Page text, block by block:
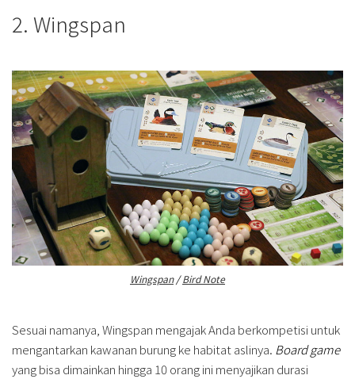
2. Wingspan
Wingspan/Bird Note
Sesuai namanya, Wingspan mengajak Anda berkompetisi untuk
mengantarkan kawanan burung ke habitat aslinya. Board game
yang bisa dimainkan hingga 10 orang ini menyajikan durasi